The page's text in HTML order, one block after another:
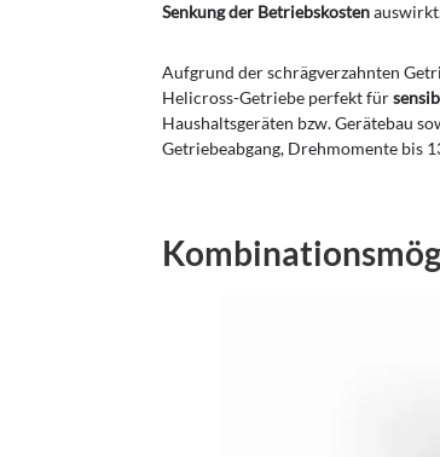
Senkung der Betriebskosten
Aufgrund der schrägverzahnten
Helicross-Getriebe perfekt für
Haushaltsgeräten bzw. Gerätebau
Getriebeabgang, Drehmomente bis